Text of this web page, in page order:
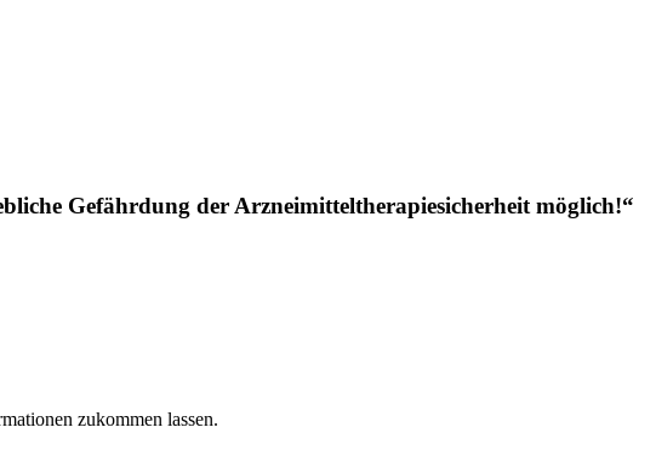
Gefährdung der Arzneimitteltherapiesicherheit möglich!“
zukommen lassen.